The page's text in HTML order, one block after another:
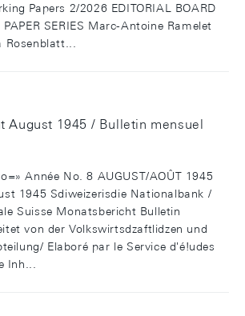
Papers 2/2026 EDITORIAL BOARD
PAPER SERIES Marc-Antoine Ramelet
Rosenblatt...
August 1945 / Bulletin mensuel
Année No. 8 AUGUST/AOÛT 1945
1945 Sdiweizerisdie Nationalbank /
Suisse Monatsbericht Bulletin
von der Volkswirtsdzaftlidzen und
Elaboré par le Service d'é!udes
Inh...